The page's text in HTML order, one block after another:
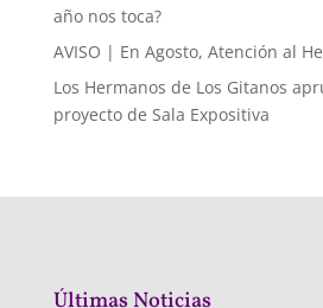
año nos toca?
AVISO | En Agosto, Atención al
Los Hermanos de Los Gitanos
proyecto de Sala Expositiva
Últimas Noticias